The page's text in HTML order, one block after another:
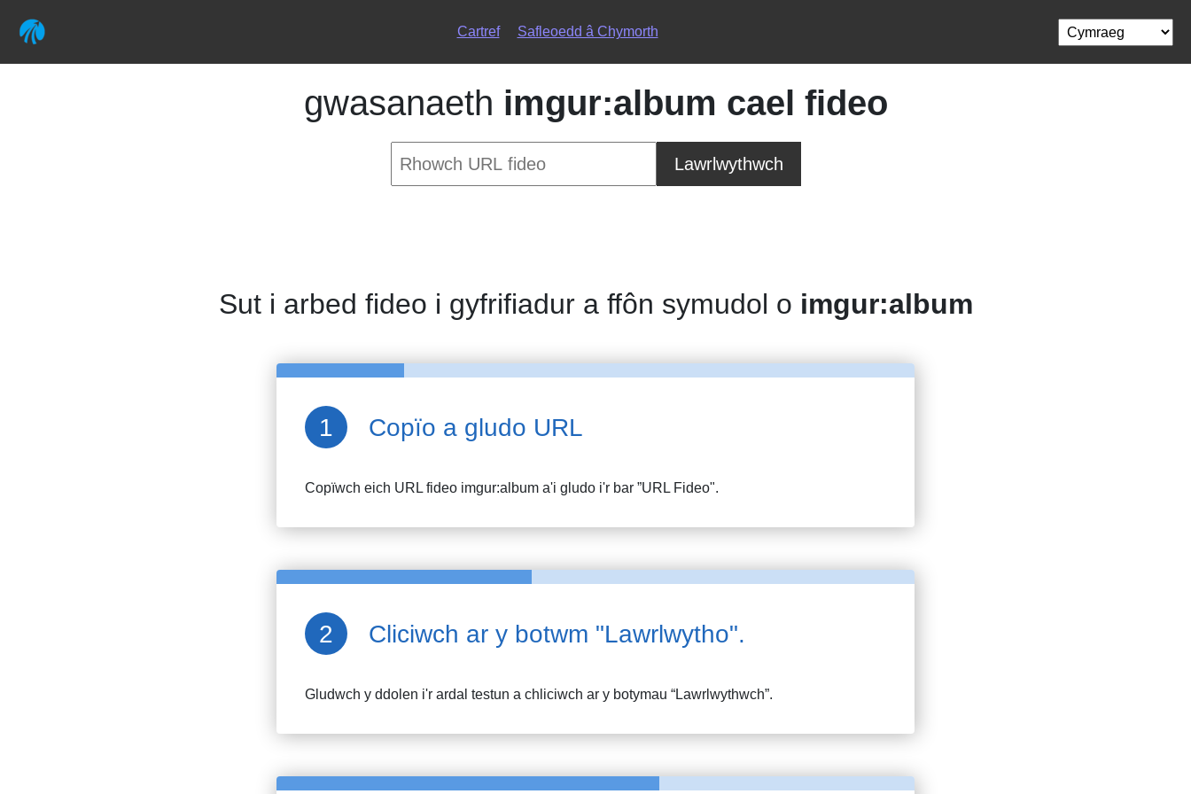
Cartref Safleoedd â Chymorth
gwasanaeth imgur:album cael fideo
Lawrlwythwch
Sut i arbed fideo i gyfrifiadur a ffôn symudol o imgur:album
Copïo a gludo URL
Copïwch eich URL fideo imgur:album a'i gludo i'r bar ”URL Fideo".
Cliciwch ar y botwm "Lawrlwytho".
Gludwch y ddolen i'r ardal testun a chliciwch ar y botymau “Lawrlwythwch”.